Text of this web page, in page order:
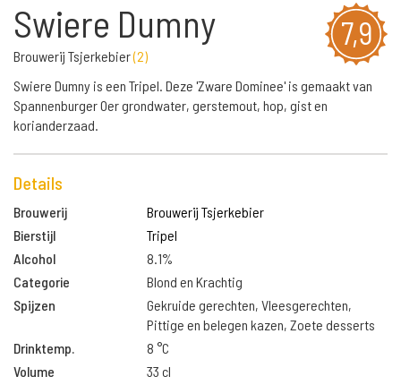
7,9
Swiere Dumny
Brouwerij Tsjerkebier(2)
Swiere Dumny is een Tripel. Deze 'Zware Dominee' is gemaakt van
Spannenburger Oer grondwater, gerstemout, hop, gist en
korianderzaad.
Details
Brouwerij
Brouwerij Tsjerkebier
Bierstijl
Tripel
Alcohol
8.1%
Categorie
Blond en Krachtig
Spijzen
Gekruide gerechten, Vleesgerechten,
Pittige en belegen kazen, Zoete desserts
Drinktemp.
8 °C
Volume
33 cl